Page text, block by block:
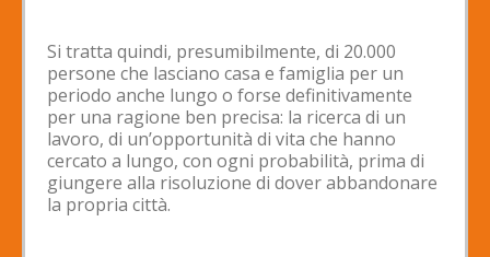
Si tratta quindi, presumibilmente, di 20.000
persone che lasciano casa e famiglia per un
periodo anche lungo o forse definitivamente
per una ragione ben precisa: la ricerca di un
lavoro, di un’opportunità di vita che hanno
cercato a lungo, con ogni probabilità, prima di
giungere alla risoluzione di dover abbandonare
la propria città.